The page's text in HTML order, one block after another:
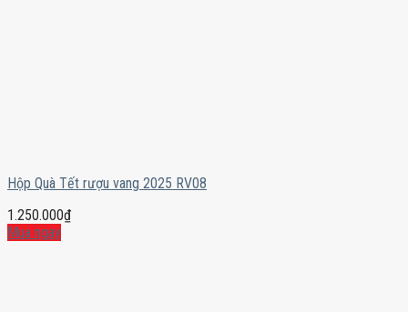
Hộp Quà Tết rượu vang 2025 RV08
1.250.000₫
Mua ngay